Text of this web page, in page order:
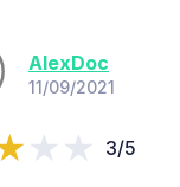
AlexDoc
11/09/2021
3/5